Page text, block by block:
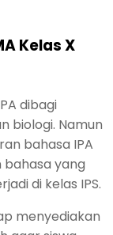
Kelas X
dibagi
biologi. Namun
bahasa IPA
yang
di kelas IPS.
menyediakan